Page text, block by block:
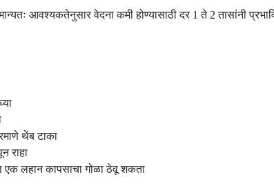
आवश्यकतेनुसार वेदना कमी होण्यासाठी दर 1 ते 2 तासांनी
थेंब टाका
राहा
एक लहान कापसाचा गोळा ठेवू शकता